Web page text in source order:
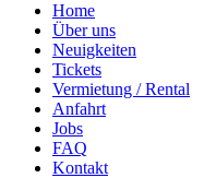
Home
Über uns
Neuigkeiten
Tickets
Vermietung / Rental
Anfahrt
Jobs
FAQ
Kontakt